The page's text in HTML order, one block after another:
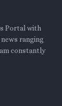
Portal with
ranging
constantly